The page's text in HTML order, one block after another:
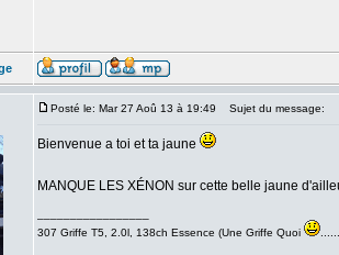
Posté le: Mar 27 Aoû 13 à 19:49 Sujet du message:
Bienvenue a toi et ta jaune
MANQUE LES XÉNON sur cette belle jaune
307 Griffe T5, 2.0l, 138ch Essence (Une Griffe Quoi